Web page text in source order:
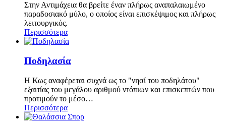
Στην Αντιμάχεια θα βρείτε έναν πλήρως αναπαλαιωμένο
παραδοσιακό μύλο, ο οποίος είναι επισκέψιμος και πλήρως
λειτουργικός.
Περισσότερα
Ποδηλασία
H Κως αναφέρεται συχνά ως το "νησί του ποδηλάτου"
εξαιτίας του μεγάλου αριθμού ντόπιων και επισκεπτών που
προτιμούν το μέσο…
Περισσότερα